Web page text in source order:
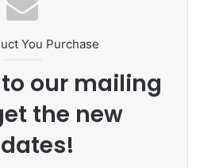
You Purchase
our mailing
the new